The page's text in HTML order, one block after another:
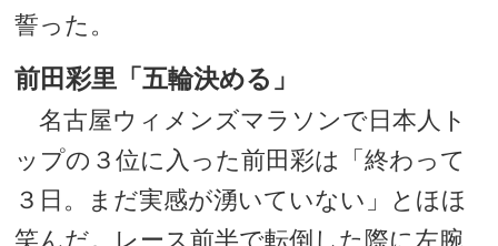
誓った。
前田彩里「五輪決める」
名古屋ウィメンズマラソンで日本人ト
ップの３位に入った前田彩は「終わって
３日。まだ実感が湧いていない」とほほ
笑んだ。レース前半で転倒した際に左腕